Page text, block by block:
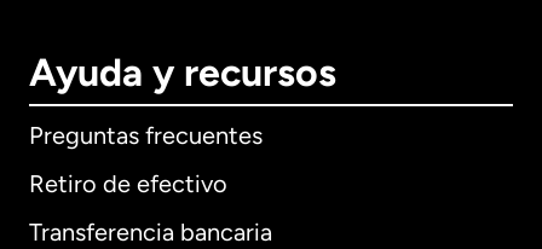
Ayuda y recursos
Preguntas frecuentes
Retiro de efectivo
Transferencia bancaria